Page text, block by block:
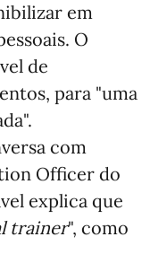
em
O
de
para "uma
com
Officer do
explica que
trainer", como